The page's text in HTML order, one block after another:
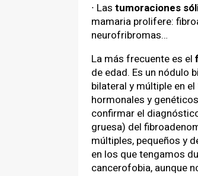
∙ Las tumoraciones
mamaria prolifere:
neurofribromas…
La más frecuente es el
de edad. Es un nódulo
bilateral y múltiple en
hormonales y
confirmar el
gruesa) del
múltiples, pequeños y
en los que tengamos
cancerofobia, aunque